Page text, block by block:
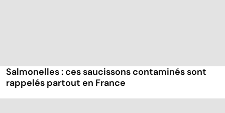
Salmonelles : ces saucissons contaminés sont
rappelés partout en France